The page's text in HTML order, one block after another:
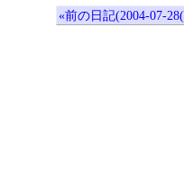
«前の日記(2004-07-